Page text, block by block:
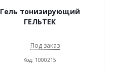
Гель тонизирующий
ГЕЛЬТЕК
Под заказ
Код: 1000215